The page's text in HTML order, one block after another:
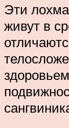
Эти
живут в